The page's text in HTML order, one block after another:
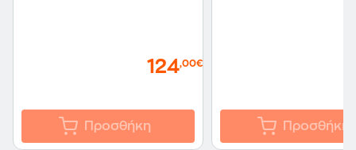
124,00€
Προσθήκη Προσθήκη